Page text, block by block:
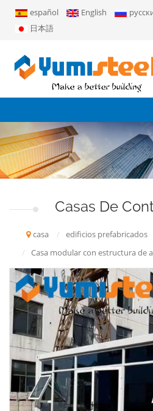
español English
日本語
Casas De
casa / edificios prefabricados
/
Casa modular con estructura de